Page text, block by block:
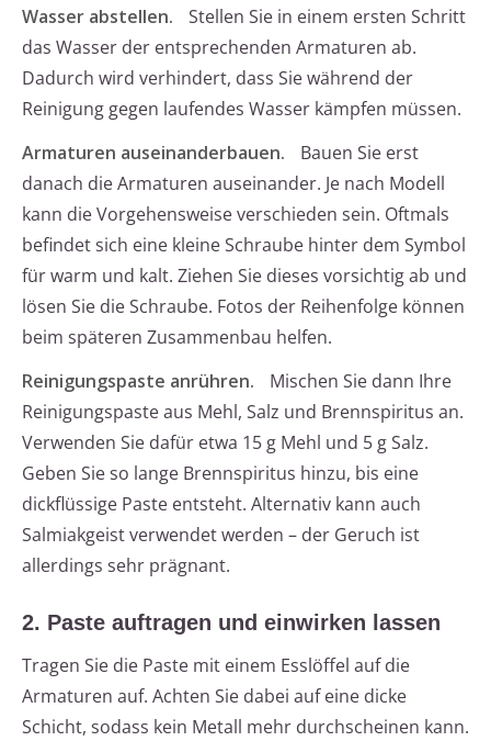
Wasser abstellen.
Stellen Sie in einem ersten Schritt
das Wasser der entsprechenden Armaturen ab.
Dadurch wird verhindert, dass Sie während der
Reinigung gegen laufendes Wasser kämpfen müssen.
Armaturen auseinanderbauen.
Bauen Sie erst
danach die Armaturen auseinander. Je nach Modell
kann die Vorgehensweise verschieden sein. Oftmals
befindet sich eine kleine Schraube hinter dem Symbol
für warm und kalt. Ziehen Sie dieses vorsichtig ab und
lösen Sie die Schraube. Fotos der Reihenfolge können
beim späteren Zusammenbau helfen.
Reinigungspaste anrühren.
Mischen Sie dann Ihre
Reinigungspaste aus Mehl, Salz und Brennspiritus an.
Verwenden Sie dafür etwa 15 g Mehl und 5 g Salz.
Geben Sie so lange Brennspiritus hinzu, bis eine
dickflüssige Paste entsteht. Alternativ kann auch
Salmiakgeist verwendet werden – der Geruch ist
allerdings sehr prägnant.
2. Paste auftragen und einwirken lassen
Tragen Sie die Paste mit einem Esslöffel auf die
Armaturen auf. Achten Sie dabei auf eine dicke
Schicht, sodass kein Metall mehr durchscheinen kann.